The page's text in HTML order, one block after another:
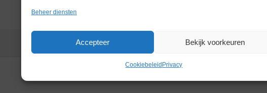
Beheer diensten
Accepteer Bekijk voorkeuren
Cookiebeleid Privacy
Gerelateerde producten